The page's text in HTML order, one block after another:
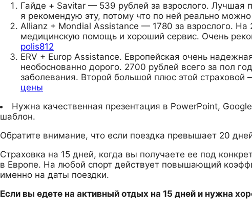
Гайде + Savitar — 539 рублей за взрослого.
я рекомендую эту, потому что по ней реально
Allianz + Mondial Assistance — 1780 за взрослого.
медицинскую помощь и хороший сервис. Очень
polis812
ERV + Europ Assistance. Европейская очень
необоснованно дорого. 2700 рублей всего за пол
заболевания. Второй большой плюс этой
цены
Нужна качественная презентация в PowerPoint,
шаблон.
Обратите внимание, что если поездка превышает 20
Страховка на 15 дней, когда вы получаете ее под
в Европе. На любой спорт действует повышающий
именно на даты поездки.
Если вы едете на активный отдых на 15 дней и нужна